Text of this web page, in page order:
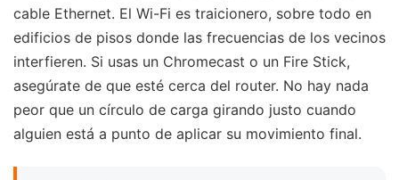
cable Ethernet. El Wi-Fi es traicionero, sobre todo en
edificios de pisos donde las frecuencias de los vecinos
interfieren. Si usas un Chromecast o un Fire Stick,
asegúrate de que esté cerca del router. No hay nada
peor que un círculo de carga girando justo cuando
alguien está a punto de aplicar su movimiento final.